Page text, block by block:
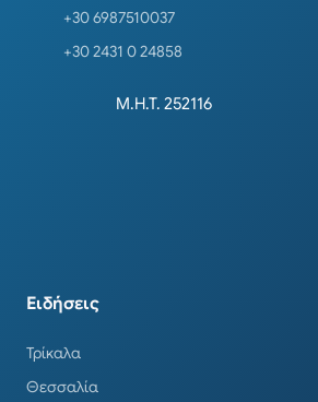
+30 6987510037
+30 2431 0 24858
Μ.Η.Τ. 252116
Ειδήσεις
Τρίκαλα
Θεσσαλία